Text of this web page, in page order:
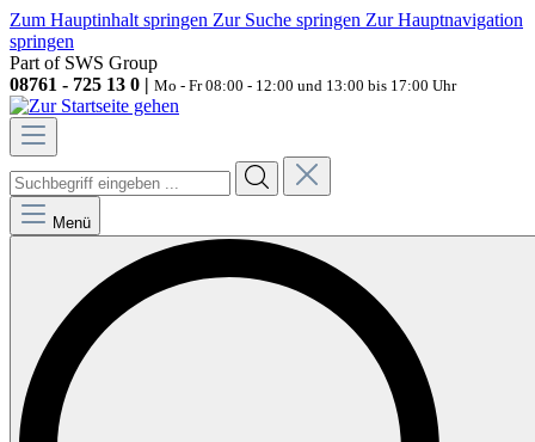
Zum Hauptinhalt springen Zur Suche springen Zur Hauptnavigation
springen
Part of SWS Group
08761 - 725 13 0 | Mo - Fr 08:00 - 12:00 und 13:00 bis 17:00 Uhr
Menü